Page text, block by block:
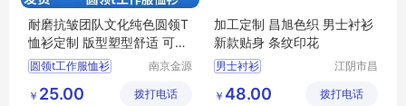
耐磨抗皱团队文化纯色圆领T
恤衫定制 版型塑型舒适 可定
做
圆领t工作服恤衫
圆领T恤衫
南京金源
有限公司
￥ 25.00 拨打电话
加工定制 昌旭色织 男士衬衫
新款贴身 条纹印花
男士衬衫
江阴市昌
限公司
￥ 48.00 拨打电话